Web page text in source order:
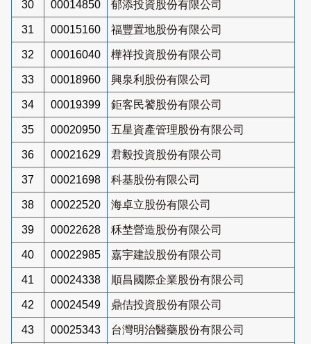
30 00014850 郁添投資股份有限公司
31 00015160 福豐置地股份有限公司
32 00016040 樺祥投資股份有限公司
33 00018960 興泉利股份有限公司
34 00019399 鉅客民饕股份有限公司
35 00020950 五星資產管理股份有限公司
36 00021629 君毅投資股份有限公司
37 00021698 科基股份有限公司
38 00022520 海卓立股份有限公司
39 00022628 秝埜營造股份有限公司
40 00022985 嘉宇建設股份有限公司
41 00024338 順昌國際企業股份有限公司
42 00024549 鼎佶投資股份有限公司
43 00025343 台灣明治醫藥股份有限公司